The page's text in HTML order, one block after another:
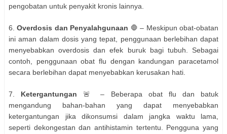
pengobatan untuk penyakit kronis lainnya.
6.Overdosis dan Penyalahgunaan 🛑 – Meskipun obat-obatan
ini aman dalam dosis yang tepat, penggunaan berlebihan dapat
menyebabkan overdosis dan efek buruk bagi tubuh. Sebagai
contoh, penggunaan obat flu dengan kandungan paracetamol
secara berlebihan dapat menyebabkan kerusakan hati.
7. Ketergantungan 🚨 – Beberapa obat flu dan batuk
mengandung bahan-bahan yang dapat menyebabkan
ketergantungan jika dikonsumsi dalam jangka waktu lama,
seperti dekongestan dan antihistamin tertentu. Pengguna yang